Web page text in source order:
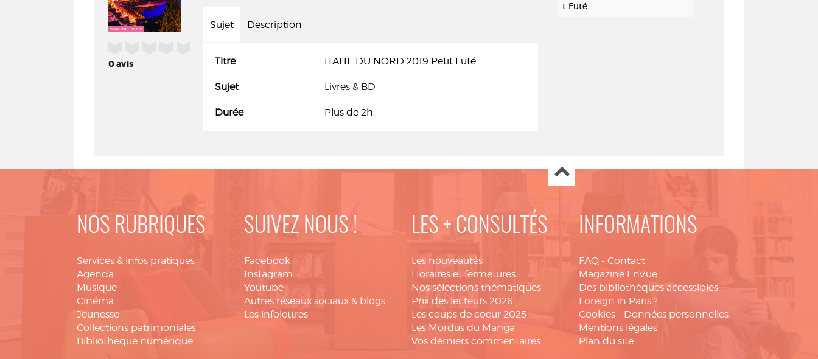
0avis
Sujet Description
Titre ITALIE DU NORD 2019 Petit Futé
Sujet Livres & BD
Durée Plus de 2h.
t Futé
NOS RUBRIQUES
Services & infos pratiques
Agenda
Musique
Cinéma
Jeunesse
Collections patrimoniales
Bibliothèque numérique
SUIVEZ NOUS !
Facebook
Instagram
Youtube
Autres réseaux sociaux & blogs
Les infolettres
LES + CONSULTÉS
Les nouveautés
Horaires et fermetures
Nos sélections thématiques
Prix des lecteurs 2026
Les coups de coeur 2025
Les Mordus du Manga
Vos derniers commentaires
INFORMATIONS
FAQ - Contact
Magazine EnVue
Des bibliothèques accessibles
Foreign in Paris ?
Cookies - Données personnelles
Mentions légales
Plan du site